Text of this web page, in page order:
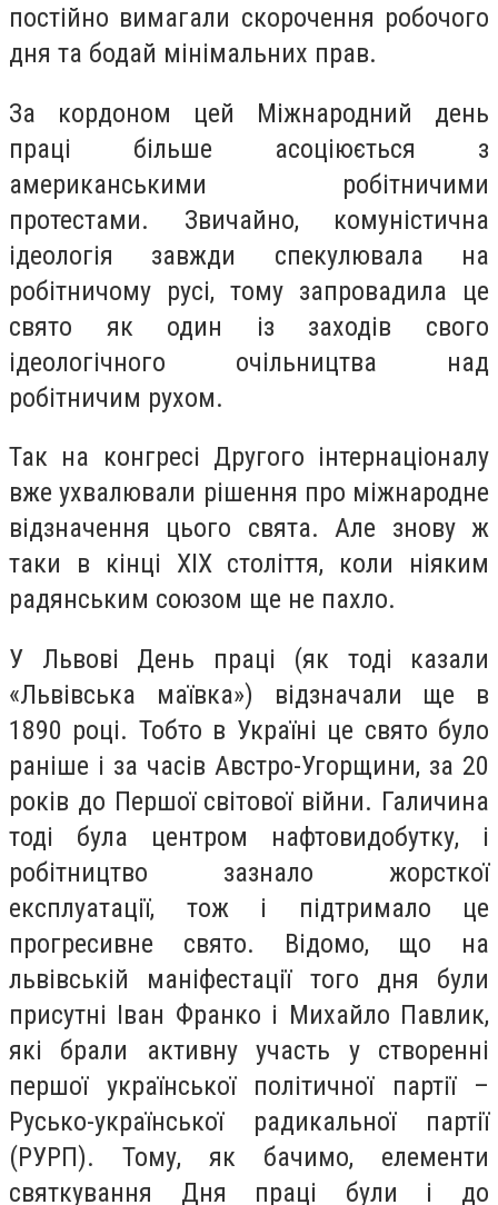
постійно вимагали скорочення робочого
дня та бодай мінімальних прав.
За кордоном цей Міжнародний день
праці більше асоціюється з
американськими робітничими
протестами. Звичайно, комуністична
ідеологія завжди спекулювала на
робітничому русі, тому запровадила це
свято як один із заходів свого
ідеологічного очільництва над
робітничим рухом.
Так на конгресі Другого інтернаціоналу
вже ухвалювали рішення про міжнародне
відзначення цього свята. Але знову ж
таки в кінці XIX століття, коли ніяким
радянським союзом ще не пахло.
У Львові День праці (як тоді казали
«Львівська маївка») відзначали ще в
1890 році. Тобто в Україні це свято було
раніше і за часів Австро-Угорщини, за 20
років до Першої світової війни. Галичина
тоді була центром нафтовидобутку, і
робітництво зазнало жорсткої
експлуатації, тож і підтримало це
прогресивне свято. Відомо, що на
львівській маніфестації того дня були
присутні Іван Франко і Михайло Павлик,
які брали активну участь у створенні
першої української політичної партії –
Русько-української радикальної партії
(РУРП). Тому, як бачимо, елементи
святкування Дня праці були і до